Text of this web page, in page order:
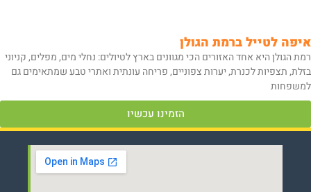
איפה לטייל ברמת הגולן
רמת הגולן היא אחד האזורים הכי מגוונים בארץ לטיולים: נחלי מים, מפלים, קניוני
בזלת, תצפיות לכנרת, יערות צפוניים, פריחה עונתית ואתרי טבע שמתאימים גם
למשפחות
הזמינו עכשיו